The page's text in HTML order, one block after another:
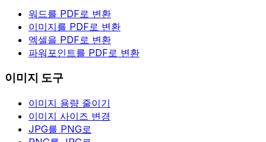
워드를 PDF로 변환
이미지를 PDF로 변환
엑셀을 PDF로 변환
파워포인트를 PDF로 변환
이미지 도구
이미지 용량 줄이기
이미지 사이즈 변경
JPG를 PNG로